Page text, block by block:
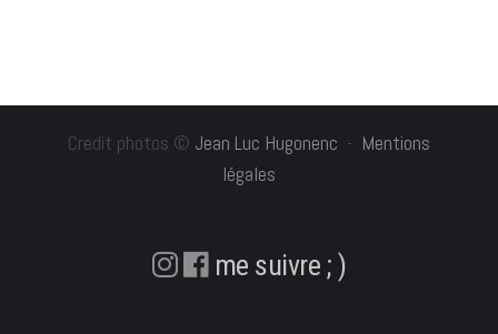
Credit photos © Jean Luc Hugonenc - Mentions
légales
me suivre ; )